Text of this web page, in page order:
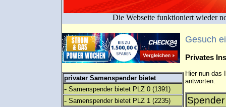
Die Webseite funktioniert wieder
privater Samenspender bietet
- Samenspender bietet PLZ 0 (1391)
- Samenspender bietet PLZ 1 (2235)
Gesuch
Privates
Hier nun das
antworten.